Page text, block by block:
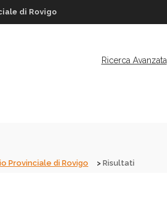
di Rovigo
Ricerca Avanzata
Provinciale di Rovigo Risultati